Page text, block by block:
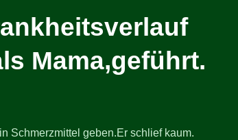
Mama,geführt.
Schmerzmittel geben.Er schlief kaum.